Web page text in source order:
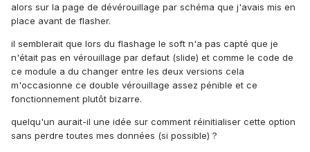
alors sur la page de dévérouillage par schéma que j'avais mis en
place avant de flasher.
il semblerait que lors du flashage le soft n'a pas capté que je
n'était pas en vérouillage par defaut (slide) et comme le code de
ce module a du changer entre les deux versions cela
m'occasionne ce double vérouillage assez pénible et ce
fonctionnement plutôt bizarre.
quelqu'un aurait-il une idée sur comment réinitialiser cette option
sans perdre toutes mes données (si possible) ?